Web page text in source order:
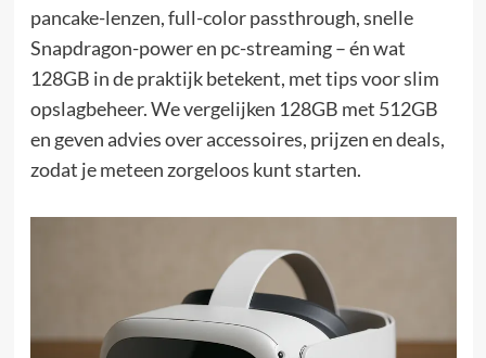
pancake-lenzen, full-color passthrough, snelle
Snapdragon-power en pc-streaming – én wat
128GB in de praktijk betekent, met tips voor slim
opslagbeheer. We vergelijken 128GB met 512GB
en geven advies over accessoires, prijzen en deals,
zodat je meteen zorgeloos kunt starten.